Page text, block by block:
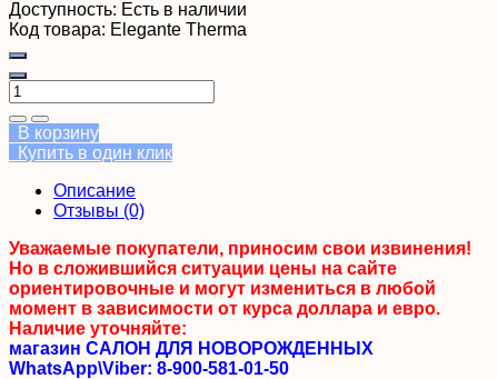
Доступность: Есть в наличии
Код товара: Elegante Therma
В корзину
Купить в один клик
Описание
Отзывы (0)
Уважаемые покупатели, приносим свои извинения!
Но в сложившийся ситуации цены на сайте
ориентировочные и могут измениться в любой
момент в зависимости от курса доллара и евро.
Наличие уточняйте:
магазин САЛОН ДЛЯ НОВОРОЖДЕННЫХ
WhatsApp\Viber: 8-900-581-01-50